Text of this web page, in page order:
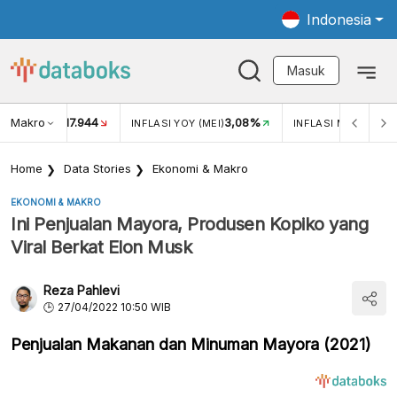
Indonesia
Masuk
Makro
USD/IDR 17.944 INFLASI YOY (MEI)3,08% INFLASI MOM (MEI)
Home Data Stories Ekonomi & Makro
EKONOMI & MAKRO
Ini Penjualan Mayora, Produsen Kopiko yang
Viral Berkat Elon Musk
Reza Pahlevi
27/04/2022 10:50 WIB
Penjualan Makanan dan Minuman Mayora (2021)